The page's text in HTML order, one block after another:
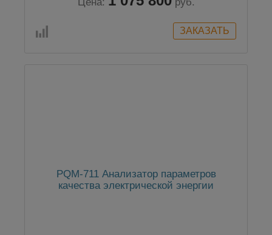
Цена: руб.
PQM-711 Анализатор параметров
качества электрической энергии